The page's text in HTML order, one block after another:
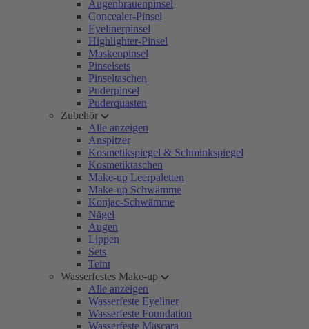
Augenbrauenpinsel
Concealer-Pinsel
Eyelinerpinsel
Highlighter-Pinsel
Maskenpinsel
Pinselsets
Pinseltaschen
Puderpinsel
Puderquasten
Zubehör
Alle anzeigen
Anspitzer
Kosmetikspiegel & Schminkspiegel
Kosmetiktaschen
Make-up Leerpaletten
Make-up Schwämme
Konjac-Schwämme
Nägel
Augen
Lippen
Sets
Teint
Wasserfestes Make-up
Alle anzeigen
Wasserfeste Eyeliner
Wasserfeste Foundation
Wasserfeste Mascara